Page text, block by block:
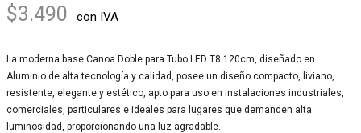
$3.490 con IVA
La moderna base Canoa Doble para Tubo LED T8 120cm, diseñado en
Aluminio de alta tecnología y calidad, posee un diseño compacto, liviano,
resistente, elegante y estético, apto para uso en instalaciones industriales,
comerciales, particulares e ideales para lugares que demanden alta
luminosidad, proporcionando una luz agradable.